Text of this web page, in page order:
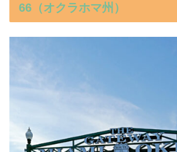
66（オクラホマ州）